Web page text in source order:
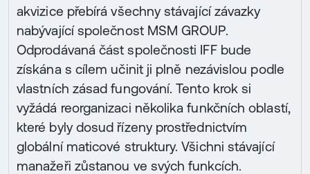
akvizice přebírá všechny stávající závazky
nabývající společnost MSM GROUP.
Odprodávaná část společnosti IFF bude
získána s cílem učinit ji plně nezávislou podle
vlastních zásad fungování. Tento krok si
vyžádá reorganizaci několika funkčních oblastí,
které byly dosud řízeny prostřednictvím
globální maticové struktury. Všichni stávající
manažeři zůstanou ve svých funkcích.